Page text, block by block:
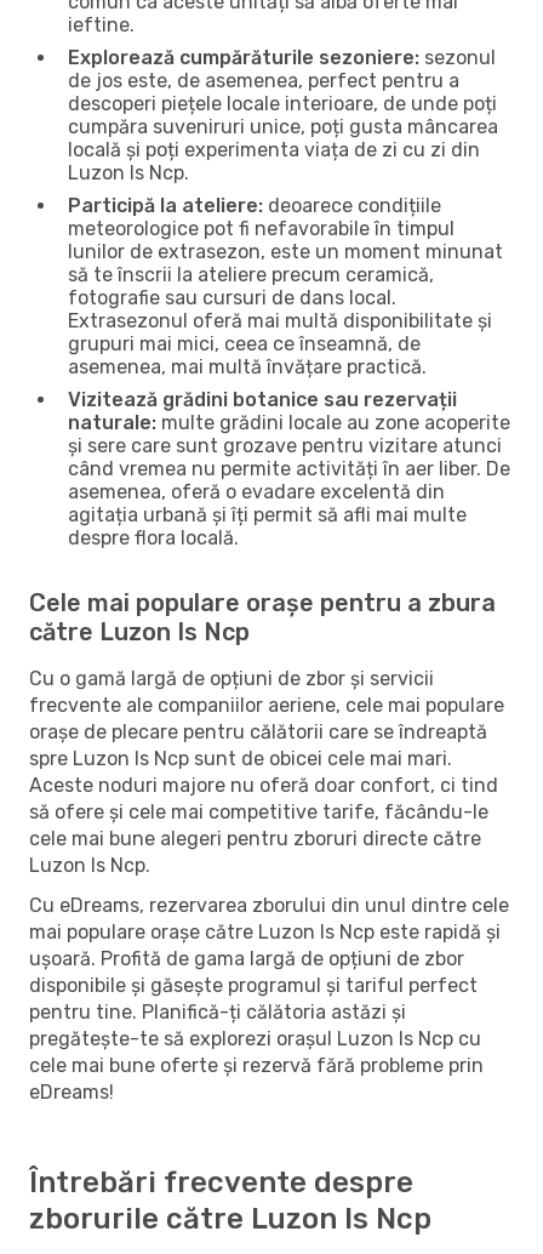
ieftine.
Explorează cumpărăturile sezoniere: sezonul
de jos este, de asemenea, perfect pentru a
descoperi piețele locale interioare, de unde poți
cumpăra suveniruri unice, poți gusta mâncarea
locală și poți experimenta viața de zi cu zi din
Luzon Is Ncp.
Participă la ateliere: deoarece condițiile
meteorologice pot fi nefavorabile în timpul
lunilor de extrasezon, este un moment minunat
să te înscrii la ateliere precum ceramică,
fotografie sau cursuri de dans local.
Extrasezonul oferă mai multă disponibilitate și
grupuri mai mici, ceea ce înseamnă, de
asemenea, mai multă învățare practică.
Vizitează grădini botanice sau rezervații
naturale: multe grădini locale au zone acoperite
și sere care sunt grozave pentru vizitare atunci
când vremea nu permite activități în aer liber. De
asemenea, oferă o evadare excelentă din
agitația urbană și îți permit să afli mai multe
despre flora locală.
Cele mai populare orașe pentru a zbura
către Luzon Is Ncp
Cu o gamă largă de opțiuni de zbor și servicii
frecvente ale companiilor aeriene, cele mai populare
orașe de plecare pentru călătorii care se îndreaptă
spre Luzon Is Ncp sunt de obicei cele mai mari.
Aceste noduri majore nu oferă doar confort, ci tind
să ofere și cele mai competitive tarife, făcându-le
cele mai bune alegeri pentru zboruri directe către
Luzon Is Ncp.
Cu eDreams, rezervarea zborului din unul dintre cele
mai populare orașe către Luzon Is Ncp este rapidă și
ușoară. Profită de gama largă de opțiuni de zbor
disponibile și găsește programul și tariful perfect
pentru tine. Planifică-ți călătoria astăzi și
pregătește-te să explorezi orașul Luzon Is Ncp cu
cele mai bune oferte și rezervă fără probleme prin
eDreams!
Întrebări frecvente despre
zborurile către Luzon Is Ncp